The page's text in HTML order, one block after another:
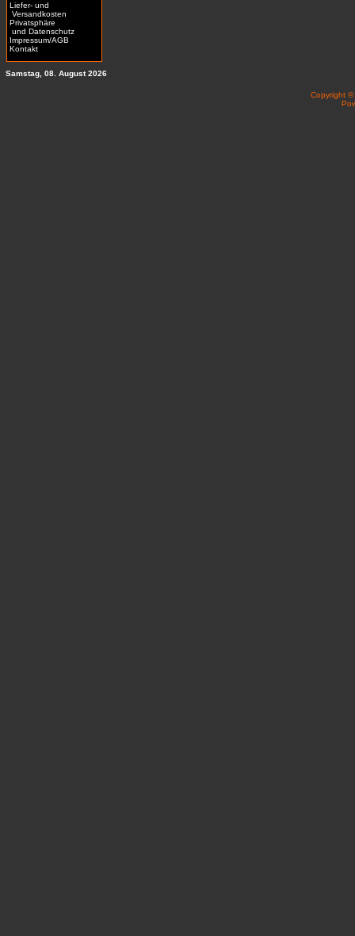
Liefer- und
Versandkosten
Privatsphäre
und Datenschutz
Impressum/AGB
Kontakt
Samstag, 08. August 2026
Copyright